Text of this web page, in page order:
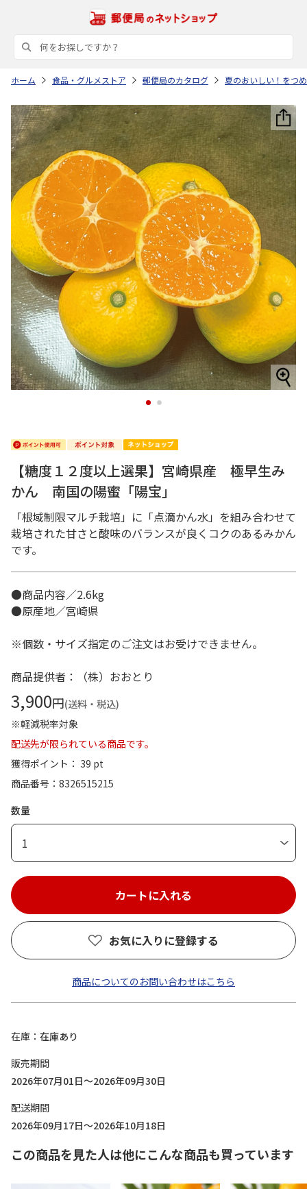
ホーム 食品・グルメストア 郵便局のカタログ 夏のおいしい！をつ
1 2
【糖度１２度以上選果】宮崎県産 極早生み
かん 南国の陽蜜「陽宝」
「根域制限マルチ栽培」に「点滴かん水」を組み合わせて
栽培された甘さと酸味のバランスが良くコクのあるみかん
です。
●商品内容／2.6kg
●原産地／宮崎県
※個数・サイズ指定のご注文はお受けできません。
商品提供者：（株）おおとり
3,900円(送料・税込)
※軽減税率対象
配送先が限られている商品です。
獲得ポイント： 39 pt
商品番号
8326515215
数量
1
お気に入りに登録する
商品についてのお問い合わせはこちら
在庫
在庫あり
販売期間
2026年07月01日～2026年09月30日
配送期間
2026年09月17日～2026年10月18日
この商品を見た人は他にこんな商品も買っています